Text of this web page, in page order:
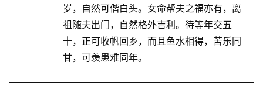
岁，自然可偕白头。女命帮夫之福亦有，离
祖随夫出⻔，自然格外吉利。待等年交五
十，正可收帆回乡，而且⻥水相得，苦乐同
甘，可羡患难同年。